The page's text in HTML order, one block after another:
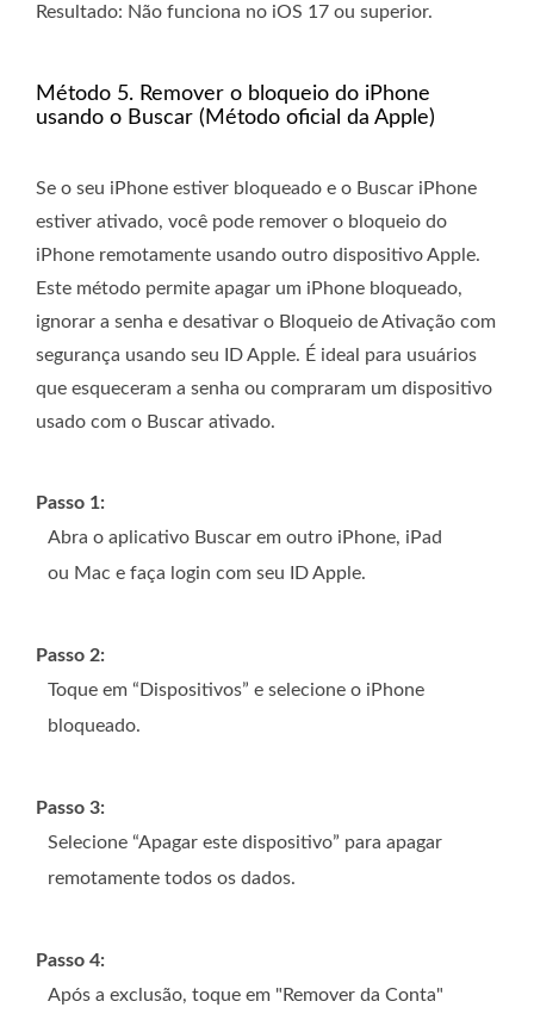
Resultado: Não funciona no iOS 17 ou superior.
Método 5. Remover o bloqueio do iPhone
usando o Buscar (Método oficial da Apple)
Se o seu iPhone estiver bloqueado e o Buscar iPhone
estiver ativado, você pode remover o bloqueio do
iPhone remotamente usando outro dispositivo Apple.
Este método permite apagar um iPhone bloqueado,
ignorar a senha e desativar o Bloqueio de Ativação com
segurança usando seu ID Apple. É ideal para usuários
que esqueceram a senha ou compraram um dispositivo
usado com o Buscar ativado.
Passo 1:
Abra o aplicativo Buscar em outro iPhone, iPad
ou Mac e faça login com seu ID Apple.
Passo 2:
Toque em “Dispositivos” e selecione o iPhone
bloqueado.
Passo 3:
Selecione “Apagar este dispositivo” para apagar
remotamente todos os dados.
Passo 4:
Após a exclusão, toque em "Remover da Conta"